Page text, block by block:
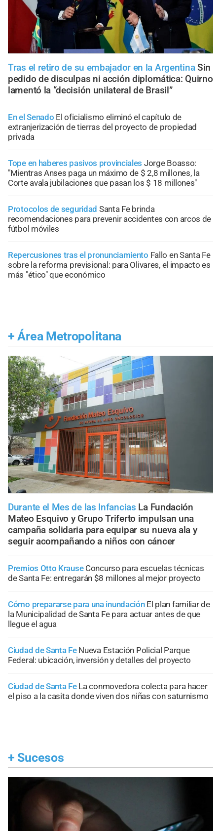
Tras el retiro de su embajador en la Argentina Sin
pedido de disculpas ni acción diplomática: Quirno
lamentó la “decisión unilateral de Brasil”
En el Senado El oficialismo eliminó el capítulo de
extranjerización de tierras del proyecto de propiedad
privada
Tope en haberes pasivos provinciales Jorge Boasso:
"Mientras Anses paga un máximo de $ 2,8 millones, la
Corte avala jubilaciones que pasan los $ 18 millones"
Protocolos de seguridad Santa Fe brinda
recomendaciones para prevenir accidentes con arcos de
fútbol móviles
Repercusiones tras el pronunciamiento Fallo en Santa Fe
sobre la reforma previsional: para Olivares, el impacto es
más "ético" que económico
+ Área Metropolitana
Durante el Mes de las Infancias La Fundación
Mateo Esquivo y Grupo Triferto impulsan una
campaña solidaria para equipar su nueva ala y
seguir acompañando a niños con cáncer
Premios Otto Krause Concurso para escuelas técnicas
de Santa Fe: entregarán $8 millones al mejor proyecto
Cómo prepararse para una inundación El plan familiar de
la Municipalidad de Santa Fe para actuar antes de que
llegue el agua
Ciudad de Santa Fe Nueva Estación Policial Parque
Federal: ubicación, inversión y detalles del proyecto
Ciudad de Santa Fe La conmovedora colecta para hacer
el piso a la casita donde viven dos niñas con saturnismo
+ Sucesos